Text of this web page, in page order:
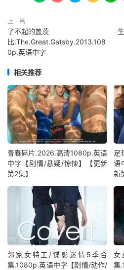
上一篇
了不起的盖茨
比.The.Great.Gatsby.2013.108
0p.英语中字
相关推荐
青春碎片.2026.高清1080p.英语
中字【剧情/悬疑/惊悚】【更新
第2集】
足
语
新
邻家女特工/谍影迷情5季合
集.1080p.英语中字【剧情/动作/
女
集